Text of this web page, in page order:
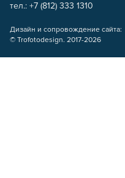
тел.: +7 (812) 333 1310
Дизайн и сопровождение сайта:
© Trofotodesign. 2017-2026